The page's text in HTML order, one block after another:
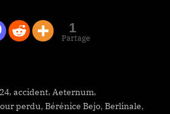
1
Partage
,accident, Aeternum,
perdu, Bérénice Bejo, Berlinale,